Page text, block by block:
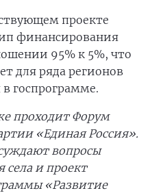
проекте
финансирования
95% к 5%, что
для ряда регионов
госпрограмме.
проходит Форум
«Единая Россия».
вопросы
села и проект
«Развитие